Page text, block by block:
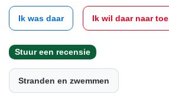
Ik was daar Ik wil daar naar toe
Stuur een recensie
Stranden en zwemmen